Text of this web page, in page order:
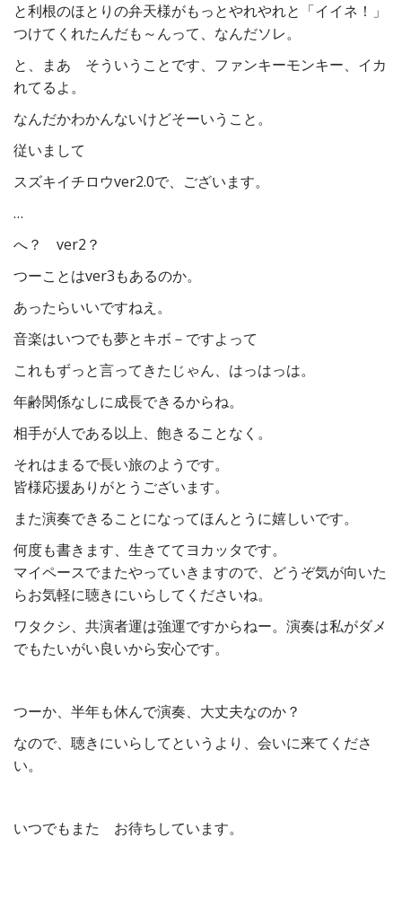
と利根のほとりの弁天様がもっとやれやれと「イイネ！」
つけてくれたんだも～んって、なんだソレ。
と、まあ そういうことです、ファンキーモンキー、イカ
れてるよ。
なんだかわかんないけどそーいうこと。
従いまして
スズキイチロウver2.0で、ございます。
…
へ？ ver2？
つーことはver3もあるのか。
あったらいいですねえ。
音楽はいつでも夢とキボ－ですよって
これもずっと言ってきたじゃん、はっはっは。
年齢関係なしに成長できるからね。
相手が人である以上、飽きることなく。
それはまるで長い旅のようです。
皆様応援ありがとうございます。
また演奏できることになってほんとうに嬉しいです。
何度も書きます、生きててヨカッタです。
マイペースでまたやっていきますので、どうぞ気が向いた
らお気軽に聴きにいらしてくださいね。
ワタクシ、共演者運は強運ですからねー。演奏は私がダメ
でもたいがい良いから安心です。
つーか、半年も休んで演奏、大丈夫なのか？
なので、聴きにいらしてというより、会いに来てくださ
い。
いつでもまた お待ちしています。